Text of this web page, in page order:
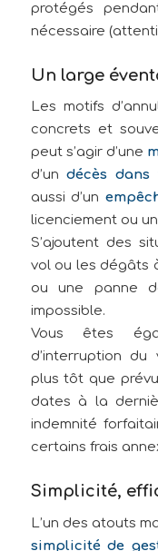
protégés
nécessaire
Un large
Les motifs
concrets et
peut s’agir d’une
d’undécès dans
aussi d’un
licenciement ou
S’ajoutent des
vol ou les dégâts
ou une panne
impossible.
Vous êtes
d’interruption
plus tôt que
dates à la
indemnité
certains frais
Simplicité,
L’un des atouts
simplicité de